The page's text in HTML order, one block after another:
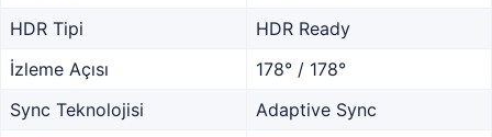
HDR Tipi
HDR Ready
İzleme Açısı
178° / 178°
Sync Teknolojisi
Adaptive Sync